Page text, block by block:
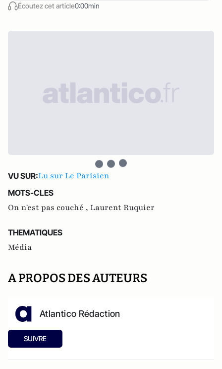
Écoutez cet article0:00min
VU SUR:Lu sur Le Parisien
MOTS-CLES
On n'est pas couché , Laurent Ruquier
THEMATIQUES
Média
A PROPOS DES AUTEURS
Atlantico Rédaction
SUIVRE